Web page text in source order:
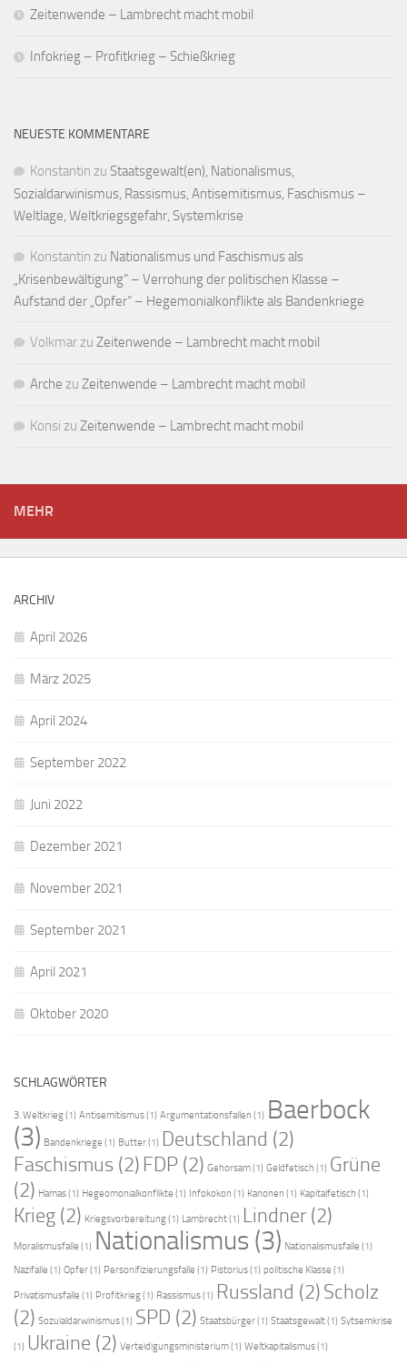
Zeitenwende – Lambrecht macht mobil
Infokrieg – Profitkrieg – Schießkrieg
NEUESTE KOMMENTARE
Konstantin zu Staatsgewalt(en), Nationalismus,
Sozialdarwinismus, Rassismus, Antisemitismus, Faschismus –
Weltlage, Weltkriegsgefahr, Systemkrise
Konstantin zu Nationalismus und Faschismus als
„Krisenbewältigung“ – Verrohung der politischen Klasse –
Aufstand der „Opfer“ – Hegemonialkonflikte als Bandenkriege
Volkmarzu Zeitenwende – Lambrecht macht mobil
Arche zu Zeitenwende – Lambrecht macht mobil
Konsi zu Zeitenwende – Lambrecht macht mobil
MEHR
ARCHIV
April 2026
März 2025
April 2024
September 2022
Juni 2022
Dezember 2021
November 2021
September 2021
April 2021
Oktober 2020
SCHLAGWÖRTER
3. Weltkrieg(1) Antisemitismus(1) Argumentationsfallen (1) Baerbock
(3) Bandenkriege (1) Butter(1) Deutschland (2)
Faschismus (2) FDP (2) Gehorsam(1) Geldfetisch (1) Grüne
(2) Hamas(1) Hegeomonialkonflikte (1) Infokokon (1) Kanonen (1) Kapitalfetisch (1)
Krieg (2) Kriegsvorbereitung(1) Lambrecht(1) Lindner (2)
Moralismusfalle (1) Nationalismus (3) Nationalismusfalle (1)
Nazifalle (1) Opfer(1) Personifizierungsfalle (1) Pistorius(1) politische Klasse (1)
Privatismusfalle (1) Profitkrieg(1) Rassismus(1) Russland (2)Scholz
(2) Sozuialdarwinismus(1) SPD (2) Staatsbürger(1) Staatsgewalt(1) Sytsemkrise
(1) Ukraine (2) Verteidigungsministerium(1) Weltkapitalismus(1)